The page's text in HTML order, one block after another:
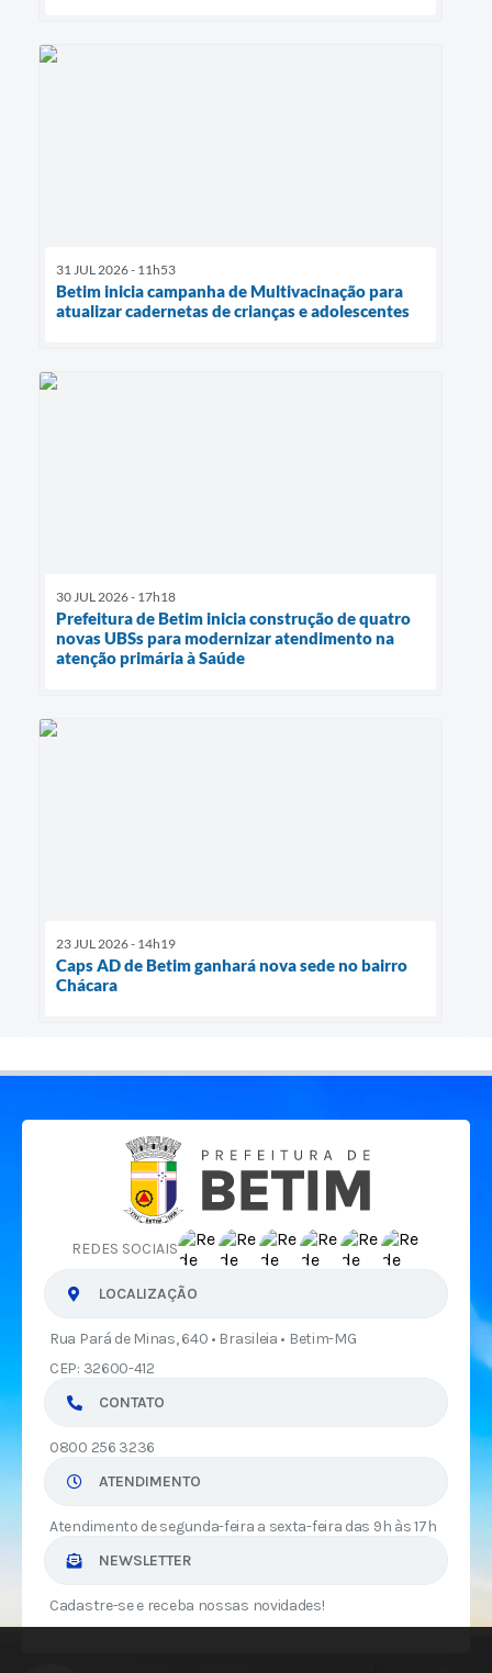
31 JUL 2026 - 11h53
Betim inicia campanha de Multivacinação para
atualizar cadernetas de crianças e adolescentes
30 JUL 2026 - 17h18
Prefeitura de Betim inicia construção de quatro
novas UBSs para modernizar atendimento na
atenção primária à Saúde
23 JUL 2026 - 14h19
Caps AD de Betim ganhará nova sede no bairro
Chácara
REDES SOCIAIS
LOCALIZAÇÃO
Rua Pará de Minas, 640 • Brasileia • Betim-MG
CEP: 32600-412
CONTATO
0800 256 3236
ATENDIMENTO
Atendimento de segunda-feira a sexta-feira das 9h às 17h
NEWSLETTER
Cadastre-se e receba nossas novidades!